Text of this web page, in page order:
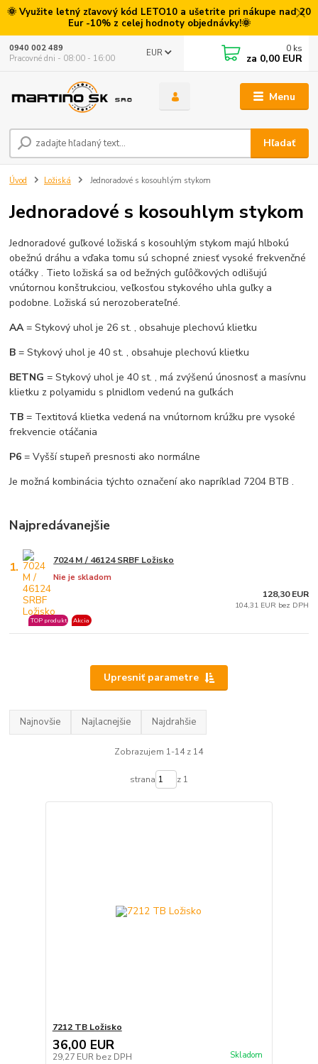
🌞 Využite letný zľavový kód LETO10 a ušetrite pri nákupe nad 20
Eur -10% z celej hodnoty objednávky!🌞
Menu
EUR
Hľadať
0940 002 489
Pracovné dni - 08:00 - 16:00
0 ks
za 0,00 EUR
Úvod Ložiská Jednoradové s kosouhlým stykom
Jednoradové s kosouhlym stykom
Jednoradové guľkové ložiská s kosouhlým stykom majú hlbokú
obežnú dráhu a vďaka tomu sú schopné zniesť vysoké frekvenčné
otáčky . Tieto ložiská sa od bežných guľôčkových odlišujú
vnútornou konštrukciou, veľkosťou stykového uhla guľky a
podobne. Ložiská sú nerozoberateľné.
AA= Stykový uhol je 26 st. , obsahuje plechovú klietku
B= Stykový uhol je 40 st. , obsahuje plechovú klietku
BETNG = Stykový uhol je 40 st. , má zvýšenú únosnosť a masívnu
klietku z polyamidu s plnidlom vedenú na guľkách
TB= Textitová klietka vedená na vnútornom krúžku pre vysoké
frekvencie otáčania
P6= Vyšší stupeň presnosti ako normálne
Je možná kombinácia týchto označení ako napríklad 7204 BTB .
Najpredávanejšie
1. 7024 M / 46124 SRBF Ložisko
Nie je skladom
TOP produkt Akcia
128,30 EUR
104,31 EUR bez DPH
Upresniť parametre
Najnovšie Najlacnejšie Najdrahšie
Zobrazujem 1-14 z 14
strana z 1
7212 TB Ložisko
36,00 EUR
29,27 EUR bez DPH Skladom